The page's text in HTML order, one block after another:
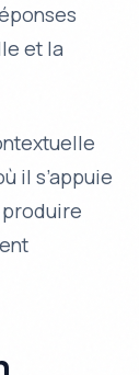
et la
il s’appuie
produire